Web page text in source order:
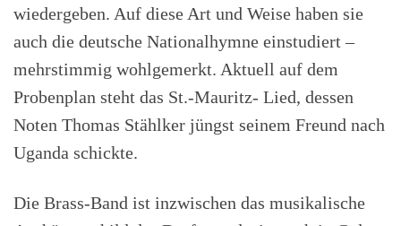
wiedergeben. Auf diese Art und Weise haben sie
auch die deutsche Nationalhymne einstudiert –
mehrstimmig wohlgemerkt. Aktuell auf dem
Probenplan steht das St.-Mauritz- Lied, dessen
Noten Thomas Stählker jüngst seinem Freund nach
Uganda schickte.
Die Brass-Band ist inzwischen das musikalische